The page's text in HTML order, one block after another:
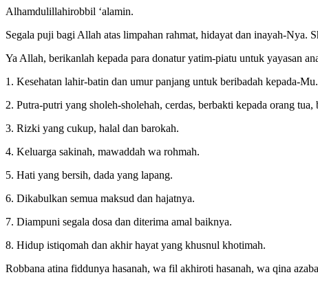
Alhamdulillahirobbil ‘alamin.
Segala puji bagi Allah atas limpahan rahmat, hidayat dan inayah-Nya.
Ya Allah, berikanlah kepada para donatur yatim-piatu untuk yayasan
1. Kesehatan lahir-batin dan umur panjang untuk beribadah kepada-Mu.
2. Putra-putri yang sholeh-sholehah, cerdas, berbakti kepada orang
3. Rizki yang cukup, halal dan barokah.
4. Keluarga sakinah, mawaddah wa rohmah.
5. Hati yang bersih, dada yang lapang.
6. Dikabulkan semua maksud dan hajatnya.
7. Diampuni segala dosa dan diterima amal baiknya.
8. Hidup istiqomah dan akhir hayat yang khusnul khotimah.
Robbana atina fiddunya hasanah, wa fil akhiroti hasanah, wa qina